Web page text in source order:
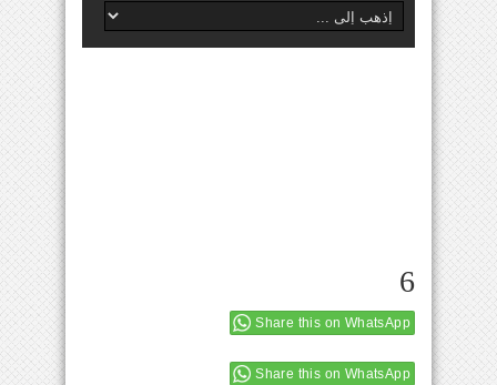
6
Share this on WhatsApp
Share this on WhatsApp